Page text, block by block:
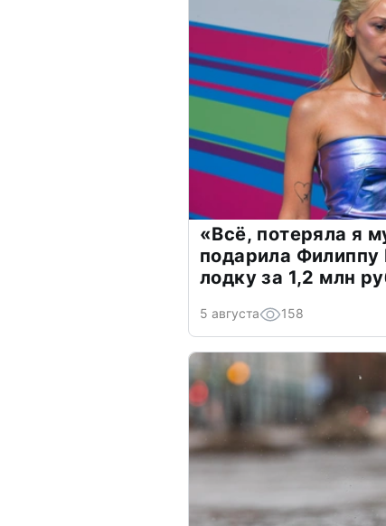
«Всё, потеряла я
подарила
лодку за 1,2 млн
5 августа 158